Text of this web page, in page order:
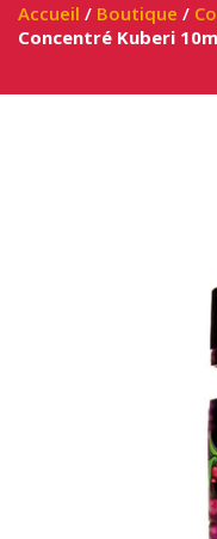
Accueil / Boutique /
Concentré Kuberi